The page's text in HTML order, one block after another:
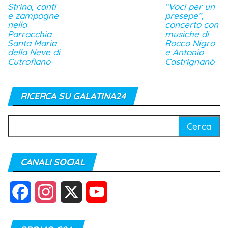
Strina, canti
e zampogne
nella
Parrocchia
Santa Maria
della Neve di
Cutrofiano
“Voci per un
presepe”,
concerto con
musiche di
Rocco Nigro
e Antonio
Castrignanò
RICERCA SU GALATINA24
per:
CANALI SOCIAL